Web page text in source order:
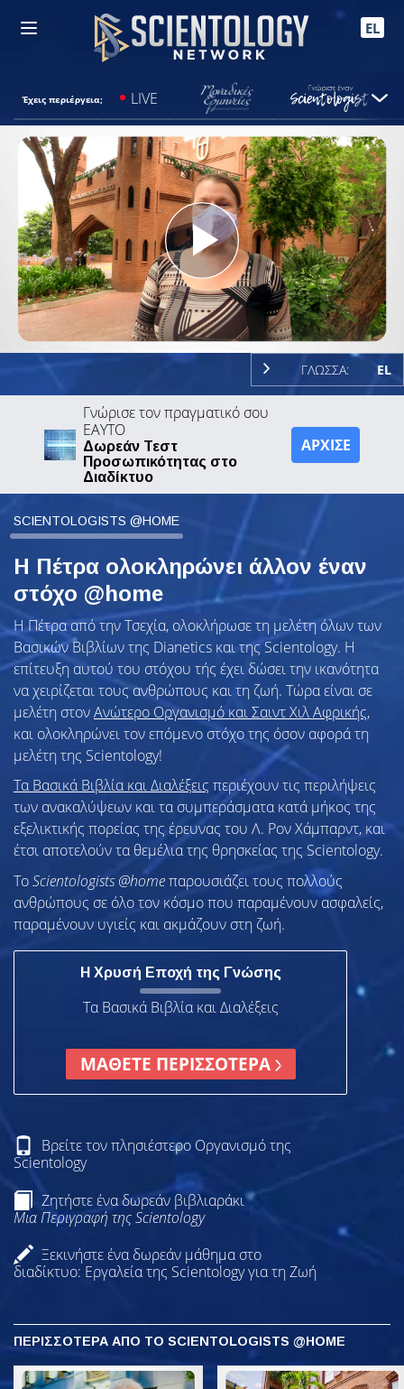
EL
Έχεις περιέργεια; LIVE
Play
Video
ΓΛΩΣΣΑ: EL
Γνώρισε τον πραγματικό σου
ΕΑΥΤΟ
Δωρεάν Τεστ
Προσωπικότητας στο
Διαδίκτυο
ΑΡΧΙΣΕ
SCIENTOLOGISTS @HOME
Η Πέτρα ολοκληρώνει άλλον έναν
στόχο @home
Η Πέτρα από την Τσεχία, ολοκλήρωσε τη μελέτη όλων των
Βασικών Βιβλίων της Dianetics και της Scientology. Η
επίτευξη αυτού του στόχου τής έχει δώσει την ικανότητα
να χειρίζεται τους ανθρώπους και τη ζωή. Τώρα είναι σε
μελέτη στονΑνώτερο Οργανισμό και Σαιντ Χιλ Αφρικής,
και ολοκληρώνει τον επόμενο στόχο της όσον αφορά τη
μελέτη της Scientology!
Τα Βασικά Βιβλία και Διαλέξεις περιέχουν τις περιλήψεις
των ανακαλύψεων και τα συμπεράσματα κατά μήκος της
εξελικτικής πορείας της έρευνας του Λ. Ρον Χάμπαρντ, και
έτσι αποτελούν τα θεμέλια της θρησκείας της Scientology.
ToScientologists @homeπαρουσιάζει τους πολλούς
ανθρώπους σε όλο τον κόσμο που παραμένουν ασφαλείς,
παραμένουν υγιείς και ακμάζουν στη ζωή.
Η Χρυσή Εποχή της Γνώσης
Τα Βασικά Βιβλία και Διαλέξεις
ΜΑΘΕΤΕ ΠΕΡΙΣΣΟΤΕΡΑ
Βρείτε τον πλησιέστερο Οργανισμό της
Scientology
Ζητήστε ένα δωρεάν βιβλιαράκι
Μια Περιγραφή της Scientology
Ξεκινήστε ένα δωρεάν μάθημα στο
διαδίκτυο: Εργαλεία της Scientology για τη Ζωή
ΠΕΡΙΣΣΟΤΕΡΑ ΑΠΟ ΤΟ SCIENTOLOGISTS @HOME